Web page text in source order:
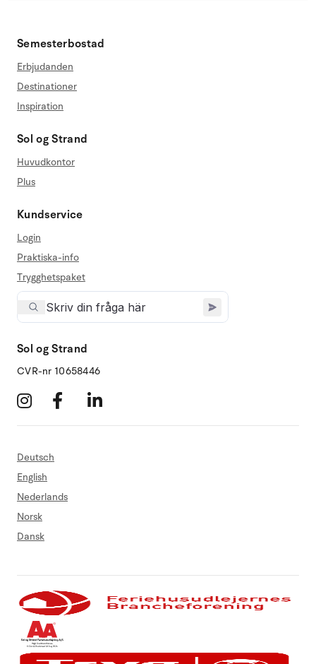
Semesterbostad
Erbjudanden
Destinationer
Inspiration
Sol og Strand
Huvudkontor
Plus
Kundservice
Login
Praktiska-info
Trygghetspaket
Sol og Strand
CVR-nr 10658446
Deutsch
English
Nederlands
Norsk
Dansk